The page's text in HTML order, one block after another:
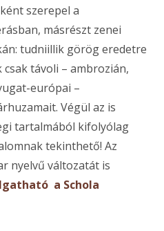
szerepel a
másrészt zenei
tudniillik görög eredetre
távoli – ambrozián,
európai –
Végül az is
tartalmából kifolyólag
tekinthető! Az
nyelvű változatát is
a Schola